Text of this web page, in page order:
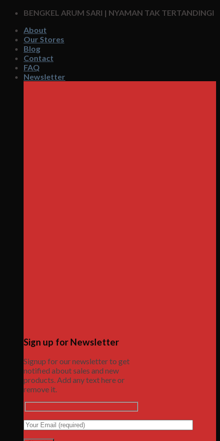
Skip
content
BENGKEL ARUM SARI | NYAMAN TAK TERTANDINGI
About
Our Stores
Blog
Contact
FAQ
Newsletter
Sign up for Newsletter
Signup for our newsletter to get
notified about sales and new
products. Add any text here or
remove it.